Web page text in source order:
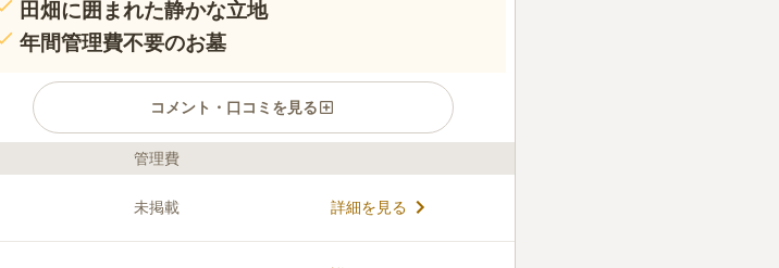
田畑に囲まれた静かな立地
年間管理費不要のお墓
コメント・口コミを見る
ライフドット編集部のコメント
タイプやプランを比べることができます。また、全てのお墓に
関して、戒名料・入檀料・離檀料・更新料その他を要求される
管理費
未掲載 詳細を見る